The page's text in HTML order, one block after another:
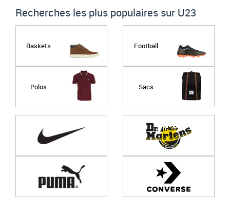
Recherches les plus populaires sur U23
Baskets Football
Polos Sacs